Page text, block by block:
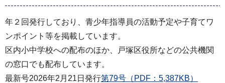
年２回発行しており、青少年指導員の活動予定や子育てワ
ンポイント等を掲載しています。
区内小中学校への配布のほか、戸塚区役所などの公共機関
の窓口でも配布しています。
最新号2026年2月21日発行第79号（PDF：5,387KB）